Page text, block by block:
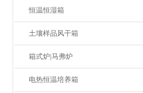
恒温恒湿箱
土壤样品风干箱
箱式炉|马弗炉
电热恒温培养箱